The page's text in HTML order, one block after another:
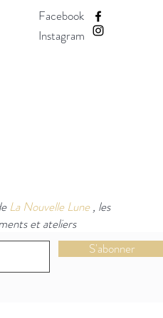
Facebook
Instagram
La Nouvelle Lune, les
et ateliers
S'abonner